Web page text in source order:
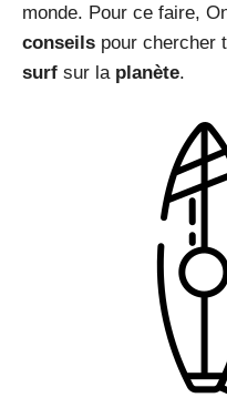
monde. Pour ce faire,
conseils pour chercher
surf sur la planète.